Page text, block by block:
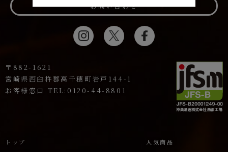
トップ
人気商品
お問い合わせ
〒882-1621
宮崎県西臼杵郡高千穂町岩戸144-1
お客様窓口 TEL:0120-44-8801